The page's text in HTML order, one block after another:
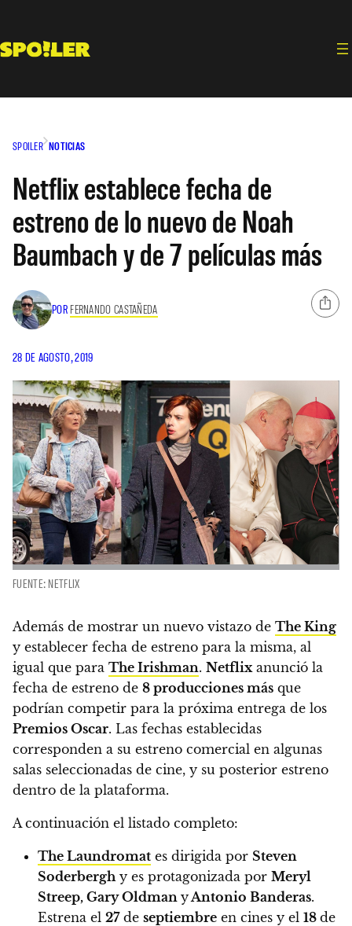
contenido
SPOILER NOTICIAS
Netflix establece fecha de
estreno de lo nuevo de Noah
Baumbach y de 7 películas más
POR FERNANDO CASTAÑEDA
28 DE AGOSTO, 2019
FUENTE: NETFLIX
Además de mostrar un nuevo vistazo de The King
y establecer fecha de estreno para la misma, al
igual que para The Irishman. Netflix anunció la
fecha de estreno de 8 producciones más que
podrían competir para la próxima entrega de los
Premios Oscar. Las fechas establecidas
corresponden a su estreno comercial en algunas
salas seleccionadas de cine, y su posterior estreno
dentro de la plataforma.
A continuación el listado completo:
The Laundromat es dirigida por Steven
Soderbergh y es protagonizada por Meryl
Streep, Gary Oldman y Antonio Banderas.
Estrena el 27de septiembre en cines y el 18 de